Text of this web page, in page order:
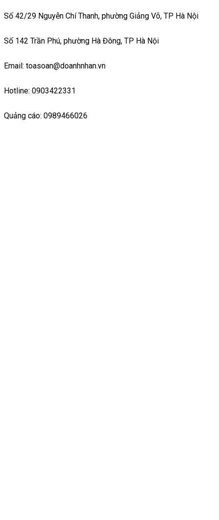
Số 42/29 Nguyễn Chí Thanh, phường Giảng Võ, TP Hà Nội
Số 142 Trần Phú, phường Hà Đông, TP Hà Nội
Email: toasoan@doanhnhan.vn
Hotline: 0903422331
Quảng cáo: 0989466026